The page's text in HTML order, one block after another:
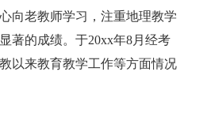
向老教师学习，注重地理教学
著的成绩。于20xx年8月经考
以来教育教学工作等方面情况